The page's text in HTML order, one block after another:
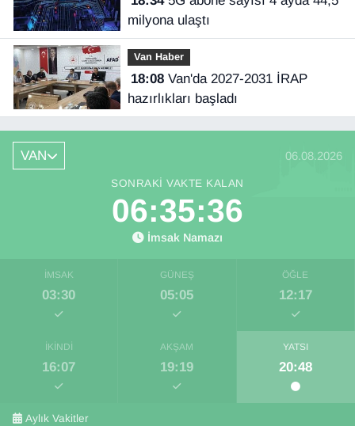
milyona ulaştı
Van Haber
18:08Van'da 2027-2031 İRAP
hazırlıkları başladı
VAN 06.08.2026
SONRAKI VAKTE KALAN
06:35:35
İmsak Namazı
İMSAK
03:30
GÜNEŞ
05:05
ÖĞLE
12:17
İKINDI
16:07
AKŞAM
19:19
YATSI
20:48
Aylık Vakitler